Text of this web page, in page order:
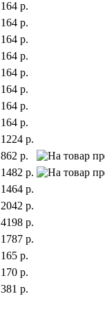
164 р.
164 р.
164 р.
164 р.
164 р.
164 р.
164 р.
164 р.
1224 р.
862 р.
1482 р.
1464 р.
2042 р.
4198 р.
1787 р.
165 р.
170 р.
381 р.